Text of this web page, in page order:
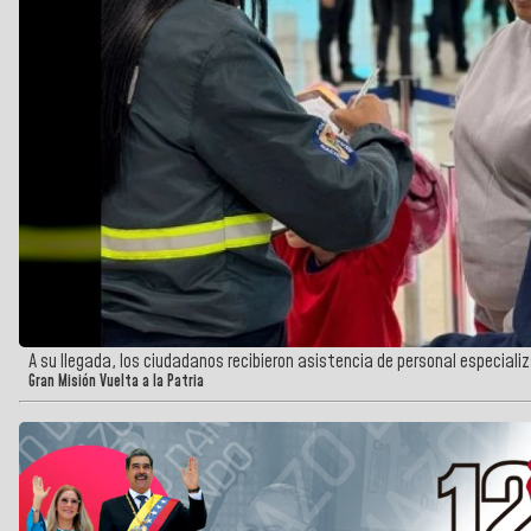
A su llegada, los ciudadanos recibieron asistencia de personal
Gran Misión Vuelta a la Patria